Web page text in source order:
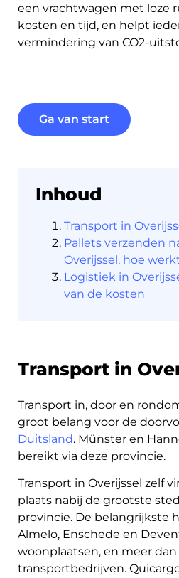
een vrachtwagen met loze
kosten en tijd, en helpt
vermindering van CO2-
Ga van start
Inhoud
Transport in
Pallets verzenden
Overijssel, hoe
Logistiek in
van de kosten
Transport in
Transport in, door en
groot belang voor de
Duitsland. Münster en
bereikt via deze provincie.
Transport in Overijssel zelf
plaats nabij de grootste
provincie. De belangrijkste
Almelo, Enschede en
woonplaatsen, en meer dan
transportbedrijven.